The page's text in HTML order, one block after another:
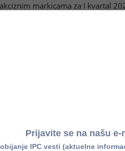
markicama za I kvartal
električnu energiju za krajnju
godine
nafte i biotečnosti nabavljene za
nafte i biotečnosti koji se
nafte koji se koriste za
nafte i biogoriva koji se kao